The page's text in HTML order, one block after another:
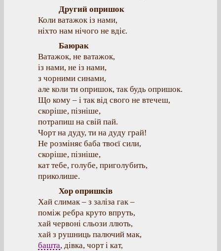
Другий опришок
Коли ватажок із нами,
ніхто нам нічого не вдіє.
Баюрак
Ватажок, не ватажок,
із нами, не із нами,
з чорними синами,
але коли ти опришок, так будь опришок.
Що кому – і так від свого не втечеш,
скоріше, пізніше,
потрапиш на свій пай.
Чорт на дуду, ти на дуду грай!
Не розміняє баба твоєї сили,
скоріше, пізніше,
кат тебе, голубе, приголубить,
приколише.
Хор опришків
Хай слимак – з заліза гак –
поміж ребра круто впруть,
хай червоні сльози ллють,
хай з рушниць палючий мак,
башта, дівка, чорт і кат,